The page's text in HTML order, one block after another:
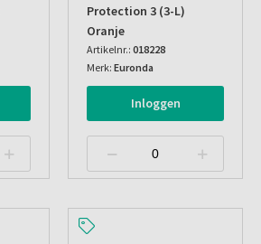
Protection 3 (3-L)
Oranje
Artikelnr.: 018228
Merk: Euronda
Inloggen